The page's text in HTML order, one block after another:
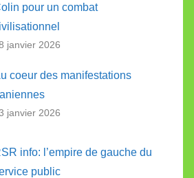
pour un combat
janvier 2026
coeur des manifestations
janvier 2026
info: l’empire de gauche du
public